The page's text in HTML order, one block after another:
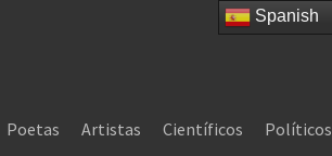
Poetas Artistas Científicos Políticos
Spanish